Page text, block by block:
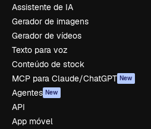
Assistente de IA
Gerador de imagens
Gerador de vídeos
Texto para voz
Conteúdo de stock
MCP para Claude/ChatGPT New
Agentes New
API
App móvel